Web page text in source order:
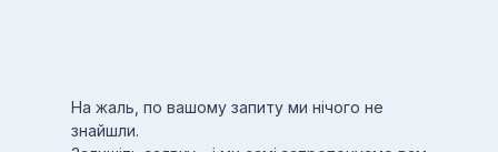
На жаль, по вашому запиту ми нічого не
знайшли.